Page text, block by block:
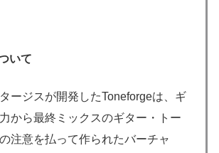
いて
ージスが開発したToneforgeは、ギ
から最終ミックスのギター・トー
注意を払って作られたバーチャ